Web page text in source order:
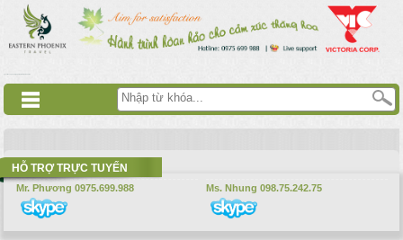
Nhảy đến nội dung
HỖ TRỢ TRỰC TUYẾN
Mr. Phương 0975.699.988 Ms. Nhung 098.75.242.75